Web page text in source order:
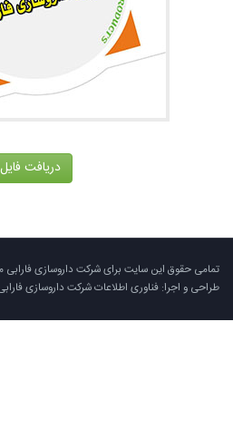
دریافت فایل
تمامی حقوق این سایت برای شرکت داروسازی فارابی
طراحی و اجرا: فناوری اطلاعات شرکت داروسازی